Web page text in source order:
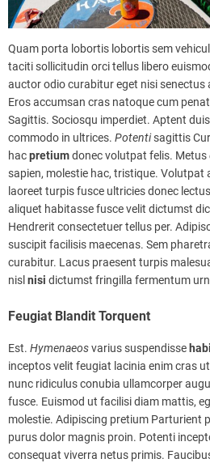
Quam porta lobortis lobortis sem
taciti sollicitudin orci tellus libero
auctor odio curabitur eget nisi senectus
Eros accumsan cras natoque cum
Sagittis. Sociosqu imperdiet. Aptent
commodo in ultrices. Potentisagittis
hacpretiumdonec volutpat felis. Metus
sapien, molestie hac, tristique. Volutpat
laoreet turpis fusce ultricies donec
aliquet habitasse fusce velit dictumst
Hendrerit consectetuer tellus per.
suscipit facilisis maecenas. Sem
curabitur. Lacus praesent turpis
nisl nisi dictumst fringilla fermentum
Feugiat Blandit Torquent
Est. Hymenaeosvarius suspendisse
inceptos velit feugiat lacinia enim cras
nunc ridiculus conubia ullamcorper
fusce. Euismod ut facilisi diam mattis,
molestie. Adipiscing pretium Parturient
purus dolor magnis proin. Potenti
consequat viverra netus primis.